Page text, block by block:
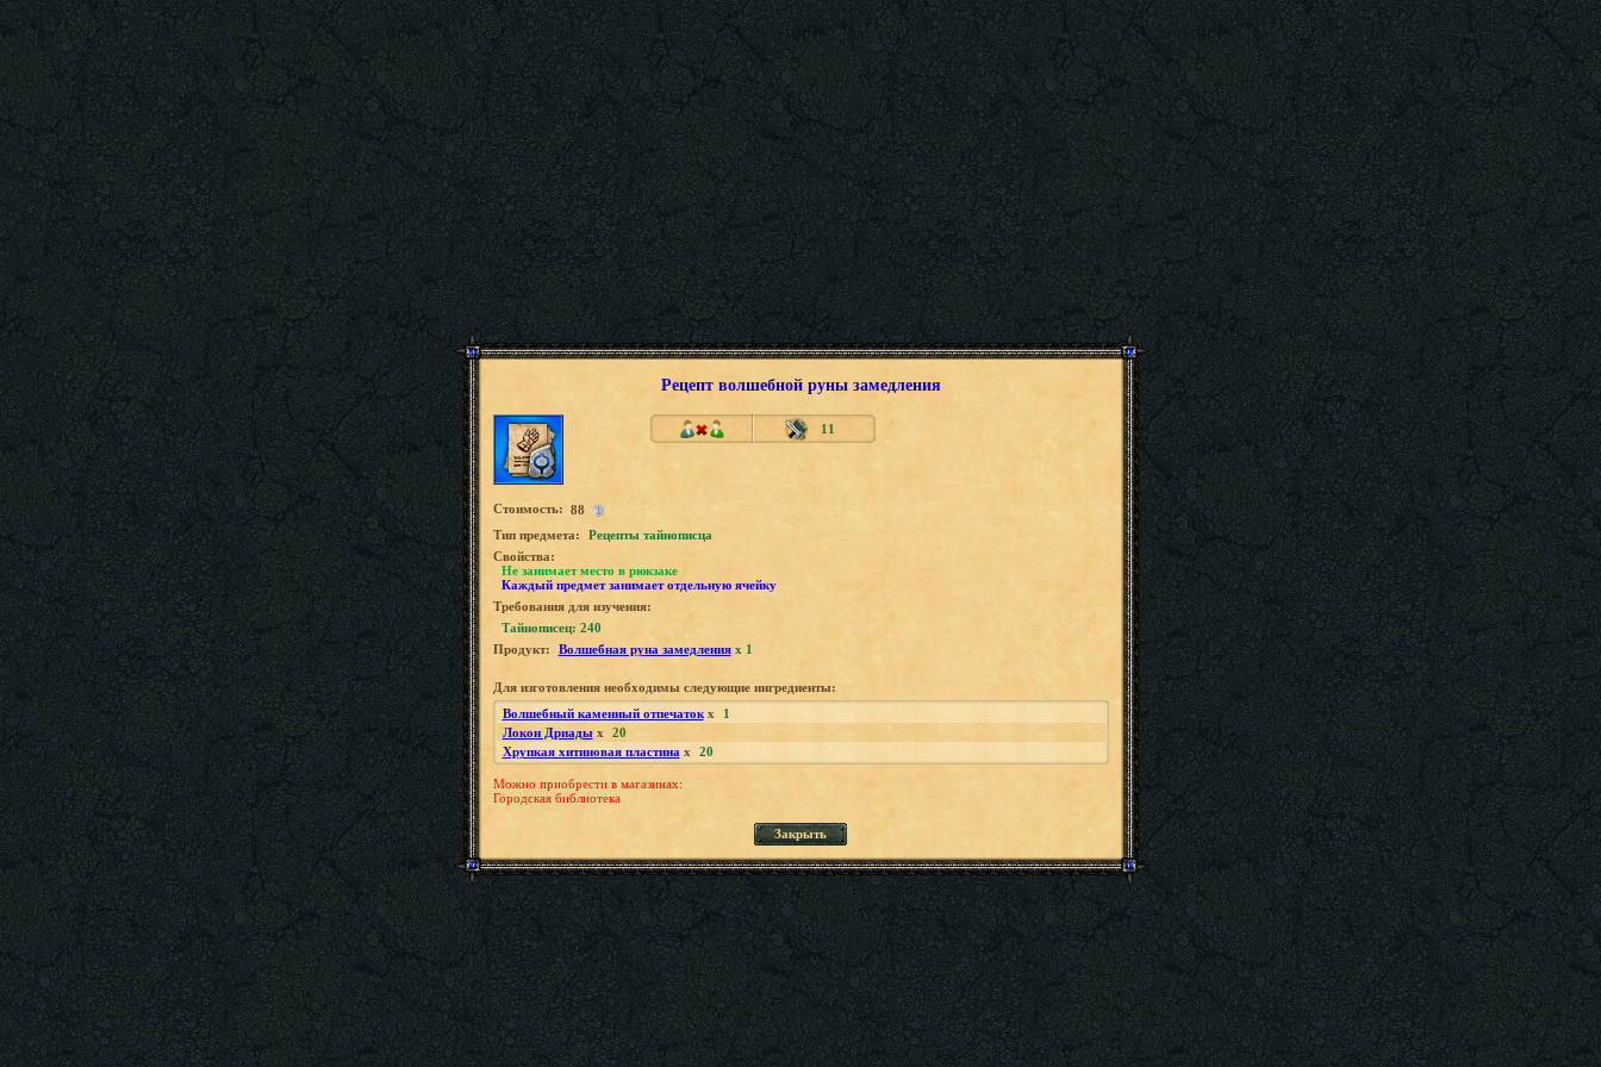
Рецепт волшебной руны замедления
11
Стоимость: 88
Tип предмета:
Рецепты тайнописца
Свойства:
Не занимает место в рюкзаке
Каждый предмет занимает отдельную ячейку
Требования для изучения:
Тайнописец: 240
Продукт:
Волшебная руна замедленияx 1
Для изготовления необходимы следующие ингредиенты:
Волшебный каменный отпечатокx
1
Локон Дриадыx
20
Хрупкая хитиновая пластина x 20
Можно приобрести в магазинах:
Городская библиотека
Закрыть